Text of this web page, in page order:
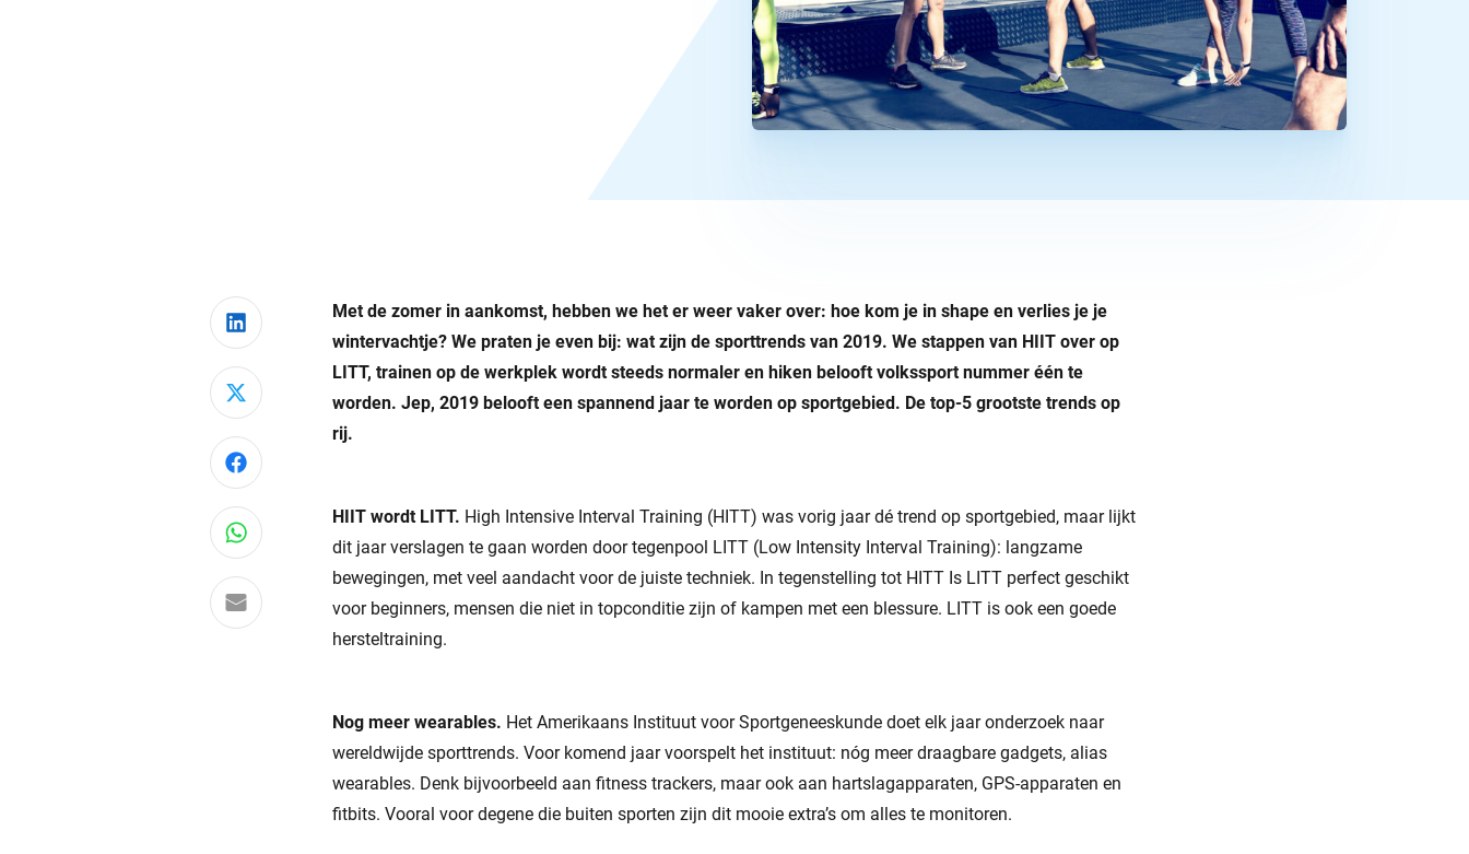
Met de zomer in aankomst, hebben we het er weer vaker over: hoe kom je in shape en verlies je je
wintervachtje? We praten je even bij: wat zijn de sporttrends van 2019. We stappen van HIIT over op
LITT, trainen op de werkplek wordt steeds normaler en hiken belooft volkssport nummer één te
worden. Jep, 2019 belooft een spannend jaar te worden op sportgebied. De top-5 grootste trends op
rij.
HIIT wordt LITT. High Intensive Interval Training (HITT) was vorig jaar dé trend op sportgebied, maar lijkt
dit jaar verslagen te gaan worden door tegenpool LITT (Low Intensity Interval Training): langzame
bewegingen, met veel aandacht voor de juiste techniek. In tegenstelling tot HITT Is LITT perfect geschikt
voor beginners, mensen die niet in topconditie zijn of kampen met een blessure. LITT is ook een goede
hersteltraining.
Nog meer wearables. Het Amerikaans Instituut voor Sportgeneeskunde doet elk jaar onderzoek naar
wereldwijde sporttrends. Voor komend jaar voorspelt het instituut: nóg meer draagbare gadgets, alias
wearables. Denk bijvoorbeeld aan fitness trackers, maar ook aan hartslagapparaten, GPS-apparaten en
fitbits. Vooral voor degene die buiten sporten zijn dit mooie extra’s om alles te monitoren.
Deel via LinkedIn
Deel via X
Deel via Facebook
Deel via WhatsApp
Delen via e-mail